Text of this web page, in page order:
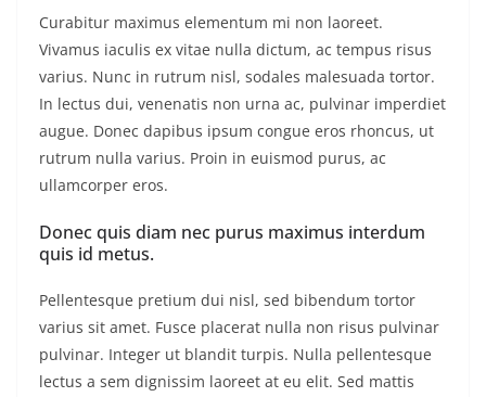
Curabitur maximus elementum mi non laoreet.
Vivamus iaculis ex vitae nulla dictum, ac tempus risus
varius. Nunc in rutrum nisl, sodales malesuada tortor.
In lectus dui, venenatis non urna ac, pulvinar imperdiet
augue. Donec dapibus ipsum congue eros rhoncus, ut
rutrum nulla varius. Proin in euismod purus, ac
ullamcorper eros.
Donec quis diam nec purus maximus interdum
quis id metus.
Pellentesque pretium dui nisl, sed bibendum tortor
varius sit amet. Fusce placerat nulla non risus pulvinar
pulvinar. Integer ut blandit turpis. Nulla pellentesque
lectus a sem dignissim laoreet at eu elit. Sed mattis